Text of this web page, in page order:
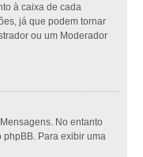
à caixa de cada
já que podem tornar
ou um Moderador
No entanto
phpBB. Para exibir uma